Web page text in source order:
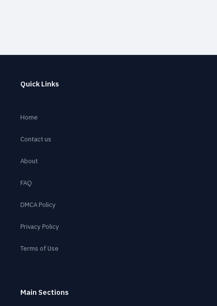
Quick Links
Home
Contact us
About
FAQ
DMCA Policy
Privacy Policy
Terms of Use
Main Sections